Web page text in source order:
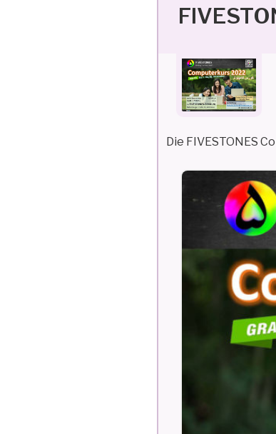
Die FIVESTONES